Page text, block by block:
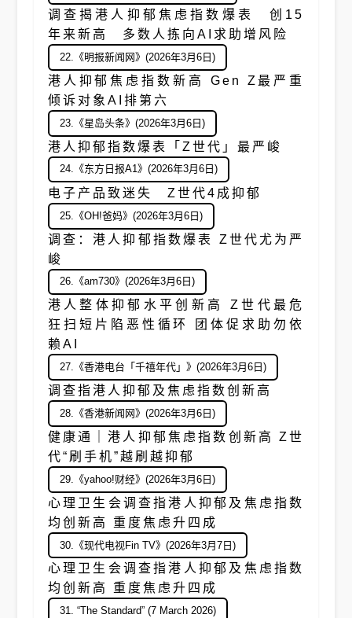
调查揭港人抑郁焦虑指数爆表 创15
年来新高 多数人拣向AI求助增风险
22.《明报新闻网》(2026年3月6日)
港人抑郁焦虑指数新高 Gen Z最严重
倾诉对象AI排第六
23.《星岛头条》(2026年3月6日)
港人抑郁指数爆表「Z世代」最严峻
24.《东方日报A1》(2026年3月6日)
电子产品致迷失 Z世代4成抑郁
25.《OH!爸妈》(2026年3月6日)
调查：港人抑郁指数爆表 Z世代尤为严
峻
26.《am730》(2026年3月6日)
港人整体抑郁水平创新高 Z世代最危
狂扫短片陷恶性循环 团体促求助勿依
赖AI
27.《香港电台「千禧年代」》(2026年3月6日)
调查指港人抑郁及焦虑指数创新高
28.《香港新闻网》(2026年3月6日)
健康通｜港人抑郁焦虑指数创新高 Z世
代“刷手机”越刷越抑郁
29.《yahoo!财经》(2026年3月6日)
心理卫生会调查指港人抑郁及焦虑指数
均创新高 重度焦虑升四成
30.《现代电视Fin TV》(2026年3月7日)
心理卫生会调查指港人抑郁及焦虑指数
均创新高 重度焦虑升四成
31. “The Standard” (7 March 2026)